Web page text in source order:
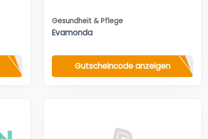
Gesundheit & Pflege
Evamonda
Gutscheincode anzeigen